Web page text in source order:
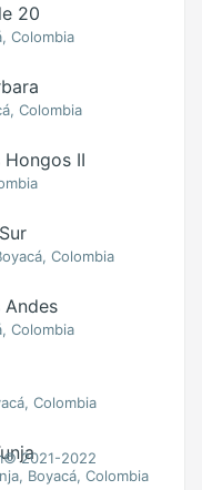
20
Colombia
Colombia
II
Colombia
Andes
Colombia
Colombia
Boyacá, Colombia
2021-2022